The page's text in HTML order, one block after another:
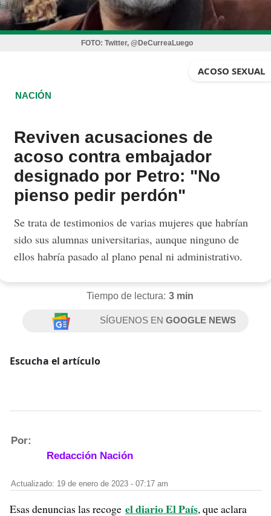
FOTO: Twitter, @DeCurreaLuego
ACOSO SEXUAL
NACIÓN
Reviven acusaciones de
acoso contra embajador
designado por Petro: "No
pienso pedir perdón"
Se trata de testimonios de varias mujeres que habrían
sido sus alumnas universitarias, aunque ninguno de
ellos habría pasado al plano penal ni administrativo.
Tiempo de lectura: 3 min
SÍGUENOS ENGOOGLE NEWS
Escucha el artículo
Por:
Redacción Nación
Actualizado: 19 de enero de 2023 - 07:17 am
Esas denuncias las recoge el diario El País, que aclara